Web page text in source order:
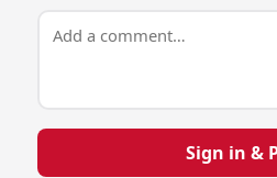
Sign in &